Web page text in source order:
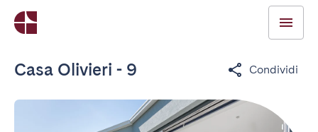
Casa Olivieri - 9 Condividi